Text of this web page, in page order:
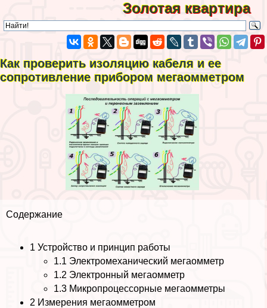
Золотая квартира
Как проверить изоляцию кабеля и ее
сопротивление прибором мегаомметром
Содержание
1 Устройство и принцип работы
1.1 Электромеханический мегаомметр
1.2 Электронный мегаомметр
1.3 Микропроцессорные мегаомметры
2 Измерения мегаомметром